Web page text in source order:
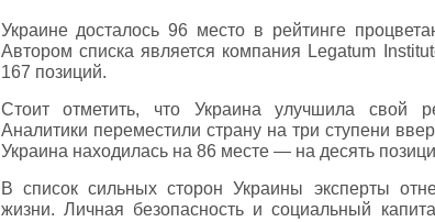
Украине досталось 96 место в рейтинге
Автором списка является компания Legatum
167 позиций.
Стоит отметить, что Украина улучшила свой
Аналитики переместили страну на три ступени
Украина находилась на 86 месте — на десять
В список сильных сторон Украины эксперты
жизни. Личная безопасность и социальный